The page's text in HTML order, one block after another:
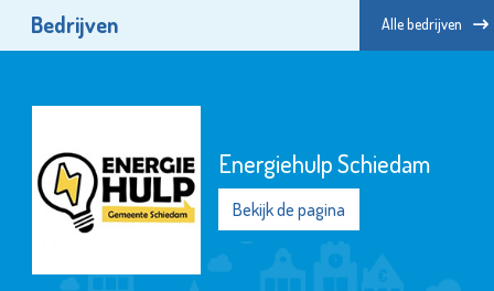
Bedrijven Alle bedrijven
Energiehulp Schiedam
Bekijk de pagina